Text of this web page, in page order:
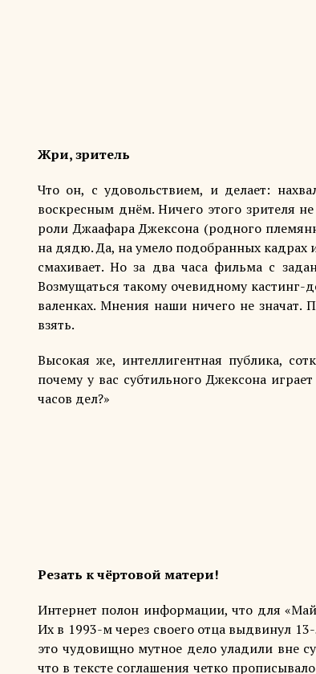
Жри, зритель
Что он, с удовольствием, и делает:
воскресным днём. Ничего этого зрителя
роли Джаафара Джексона (родного
на дядю. Да, на умело подобранных кадрах
смахивает. Но за два часа фильма с
Возмущаться такому очевидному
валенках. Мнения наши ничего не значат.
взять.
Высокая же, интеллигентная публика,
почему у вас субтильного Джексона
часов дел?»
Резать к чёртовой матери!
Интернет полон информации, что для
Их в 1993-м через своего отца выдвинул
это чудовищно мутное дело уладили вне
что в тексте соглашения четко